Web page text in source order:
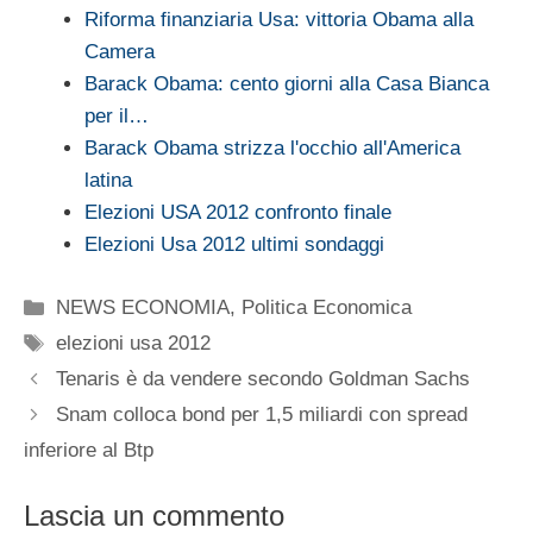
Riforma finanziaria Usa: vittoria Obama alla
Camera
Barack Obama: cento giorni alla Casa Bianca
per il…
Barack Obama strizza l'occhio all'America
latina
Elezioni USA 2012 confronto finale
Elezioni Usa 2012 ultimi sondaggi
Categorie
NEWS ECONOMIA, Politica Economica
Tag
elezioni usa 2012
Tenaris è da vendere secondo Goldman Sachs
Snam colloca bond per 1,5 miliardi con spread
inferiore al Btp
Lascia un commento